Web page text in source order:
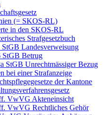
(= SKOS-RL)
in den SKOS-RL
Strafgesetzbuch
Landesverweisung
StGB Betrug
StGB Unrechtmässiger Bezug
bei einer Strafanzeige
der Kantone
VwVG Akteneinsicht
VwVG Rechtliches Gehör